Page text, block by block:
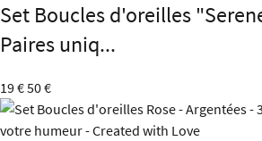
Set Boucles d'oreilles
Paires uniq...
19 €50 €